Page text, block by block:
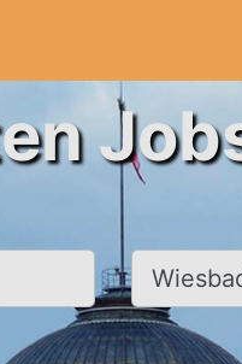
Ort, Stadt